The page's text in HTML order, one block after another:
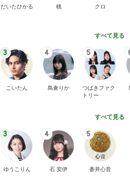
だいたひかる 桃 クロ
すべて見る
3
こいたん
4
島倉りか
5
つばきファク
トリー
すべて見る
3
ゆうこりん
4
石 安伊
5
蒼井心音